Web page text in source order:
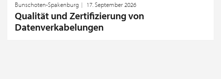
Bunschoten-Spakenburg 17. September 2026
Qualität und Zertifizierung von
Datenverkabelungen